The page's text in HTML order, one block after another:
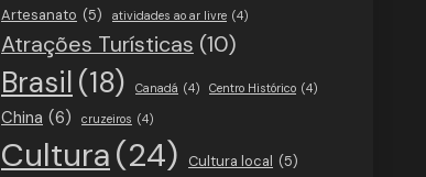
Artesanato (5) atividades ao ar livre (4)
Atrações Turísticas (10)
Brasil (18) Canadá (4) Centro Histórico (4)
China (6) cruzeiros (4)
Cultura(24) Cultura local (5)